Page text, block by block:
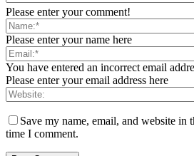
Please enter your comment!
Please enter your name here
You have entered an incorrect email
Please enter your email address here
Save my name, email, and website in
time I comment.